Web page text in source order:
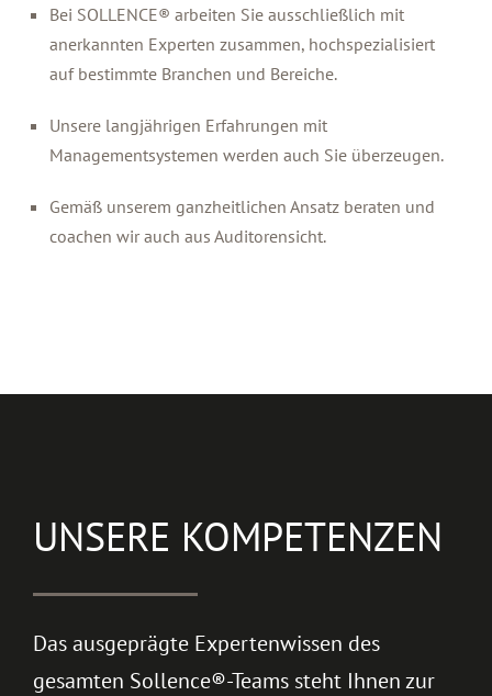
Bei SOLLENCE® arbeiten Sie ausschließlich mit
anerkannten Experten zusammen, hochspezialisiert
auf bestimmte Branchen und Bereiche.
Unsere langjährigen Erfahrungen mit
Managementsystemen werden auch Sie überzeugen.
Gemäß unserem ganzheitlichen Ansatz beraten und
coachen wir auch aus Auditorensicht.
UNSERE KOMPETENZEN
Das ausgeprägte Expertenwissen des
gesamten Sollence®-Teams steht Ihnen zur